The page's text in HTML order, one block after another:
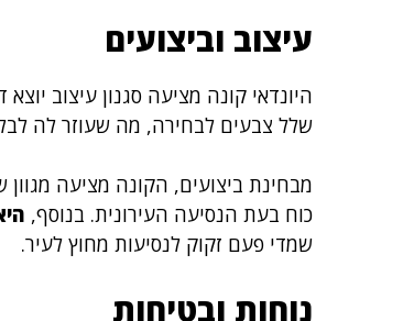
עיצוב וביצועים
היונדאי קונה מציעה סגנון עיצוב
שלל צבעים לבחירה, מה שעוזר לה
מבחינת ביצועים, הקונה מציעה
כוח בעת הנסיעה העירונית. בנוסף,
שמדי פעם זקוק לנסיעות מחוץ לעיר.
נוחות ובטיחות